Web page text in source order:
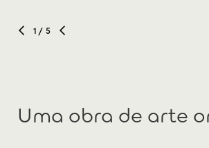
1 / 5
Uma obra de arte